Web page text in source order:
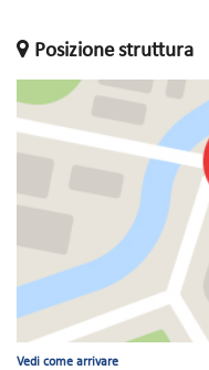
Posizione struttura
Vedi come arrivare